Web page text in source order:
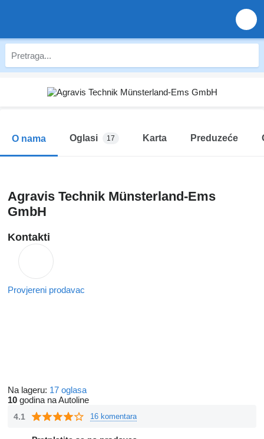
O nama Oglasi 17 Karta Preduzeće
Agravis Technik Münsterland-Ems
GmbH
Kontakti
Provjereni prodavac
Na lageru: 17 oglasa
10 godina na Autoline
4.1 16 komentara